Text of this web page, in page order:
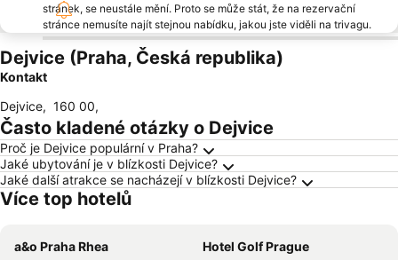
stránek, se neustále mění. Proto se může stát, že na rezervační
stránce nemusíte najít stejnou nabídku, jakou jste viděli na trivagu.
Dejvice (Praha, Česká republika)
Kontakt
Dejvice, 160 00,
Často kladené otázky o Dejvice
Proč je Dejvice populární v Praha?
Jaké ubytování je v blízkosti Dejvice?
Jaké další atrakce se nacházejí v blízkosti Dejvice?
Více top hotelů
a&o Praha Rhea
Hotel Golf Prague